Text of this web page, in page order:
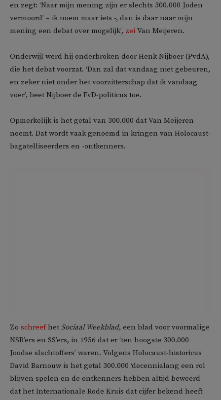
en zegt: ‘Naar mijn mening zijn er slechts 300.000 Joden
vermoord’ – ik noem maar iets -, dan is daar naar mijn
mening een debat over mogelijk’, zei Van Meijeren.
Onderwijl werd hij onderbroken door Henk Nijboer (PvdA),
die het debat voorzat. ‘Dan zal dat vandaag niet gebeuren,
en zeker niet onder het voorzitterschap dat ik vandaag
voer’, beet Nijboer de FvD-politicus toe.
Opmerkelijk is het getal van 300.000 dat Van Meijeren
noemt. Dat wordt vaak genoemd in kringen van Holocaust-
bagatelliseerders en -ontkenners.
Zo schreefhet Sociaal Weekblad, een blad voor voormalige
NSB’ers en SS’ers, in 1956 dat er ‘ten hoogste 300.000
Joodse slachtoffers’ waren. Volgens Holocaust-historicus
David Barnouw is het getal 300.000 ‘decennialang een rol
blijven spelen en de ontkenners hebben altijd beweerd
dat het Internationale Rode Kruis dat cijfer bekend heeft